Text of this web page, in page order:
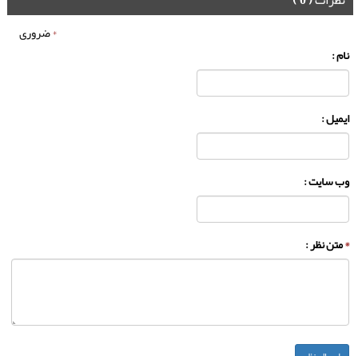
*ضروری
نام :
ایمیل :
وب سایت :
*متن نظر :